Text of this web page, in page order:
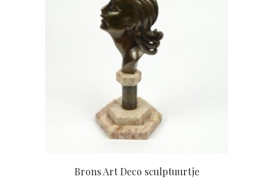
Brons Art Deco sculptuurtje